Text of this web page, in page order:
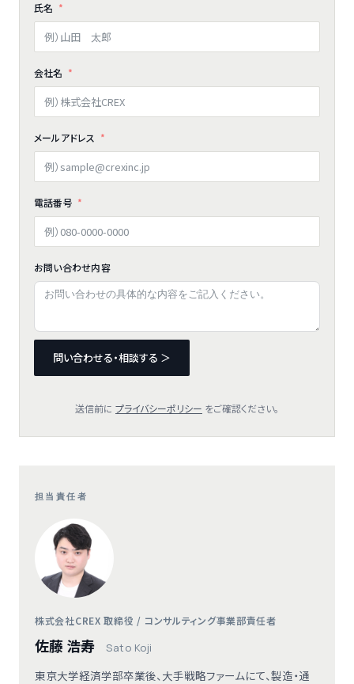
氏名
会社名
メールアドレス
電話番号
お問い合わせ内容
問い合わせる・相談する ＞
送信前に プライバシーポリシー をご確認ください。
担当責任者
株式会社CREX 取締役 / コンサルティング事業部責任者
佐藤 浩寿 Sato Koji
東京大学経済学部卒業後、大手戦略ファームにて、製造・通